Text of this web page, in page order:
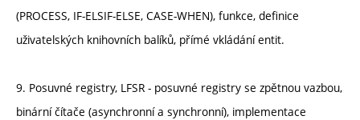
(PROCESS, IF-ELSIF-ELSE, CASE-WHEN), funkce, definice
uživatelských knihovních balíků, přímé vkládání entit.
9. Posuvné registry, LFSR - posuvné registry se zpětnou vazbou,
binární čítače (asynchronní a synchronní), implementace